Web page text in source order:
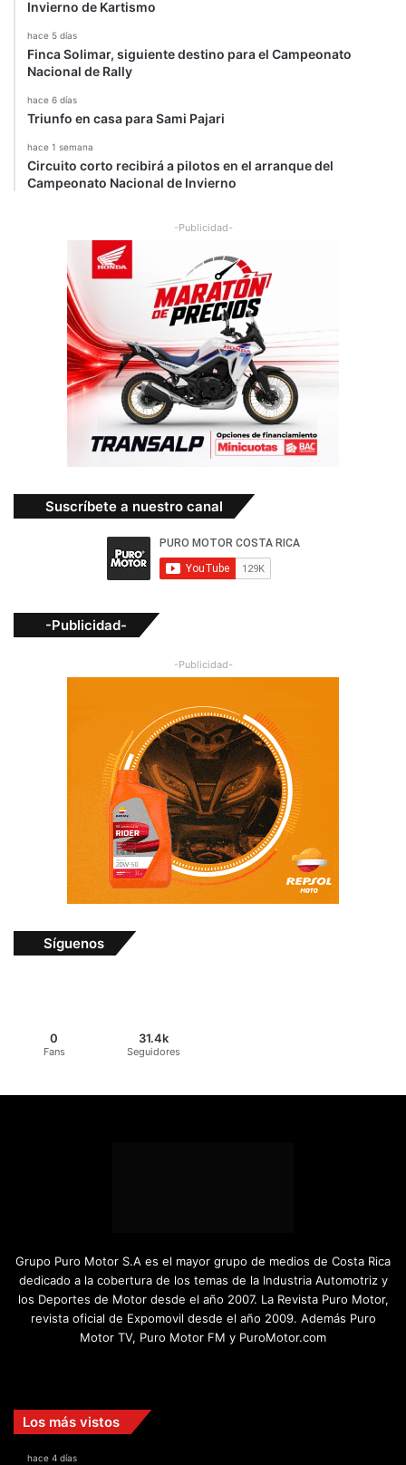
Invierno de Kartismo
hace 5 días
Finca Solimar, siguiente destino para el Campeonato
Nacional de Rally
hace 6 días
Triunfo en casa para Sami Pajari
hace 1 semana
Circuito corto recibirá a pilotos en el arranque del
Campeonato Nacional de Invierno
-Publicidad-
Suscríbete a nuestro canal
-Publicidad-
-Publicidad-
Síguenos
0
Fans
31.4k
Seguidores
Grupo Puro Motor S.A es el mayor grupo de medios de Costa Rica
dedicado a la cobertura de los temas de la Industria Automotriz y
los Deportes de Motor desde el año 2007. La Revista Puro Motor,
revista oficial de Expomovil desde el año 2009. Además Puro
Motor TV, Puro Motor FM y PuroMotor.com
Los más vistos
hace 4 días